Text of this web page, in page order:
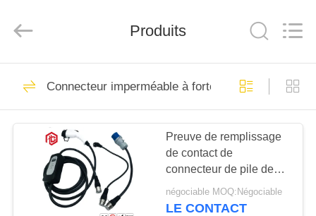
MAISON
PRODUITS
SUJET
Ltd..
Connecteur
circulaire
imperméable
473
Produits
Connecteur imperméable à forte intensité
Preuve de remplissage
de contact de
connecteur de pile de
connecteur de prise de
New Energy
négociable MOQ:Négociable
LE CONTACT